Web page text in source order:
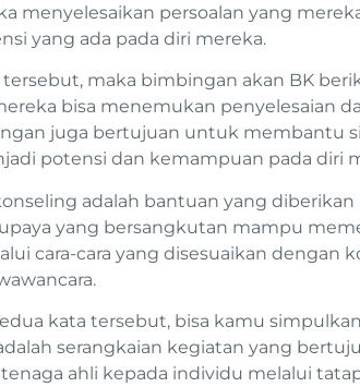
menyelesaikan persoalan yang
yang ada pada diri mereka.
maka bimbingan akan BK
bisa menemukan penyelesaian
juga bertujuan untuk membantu
potensi dan kemampuan pada diri
adalah bantuan yang diberikan
yang bersangkutan mampu
cara-cara yang disesuaikan dengan
kata tersebut, bisa kamu
serangkaian kegiatan yang
ahli kepada individu melalui